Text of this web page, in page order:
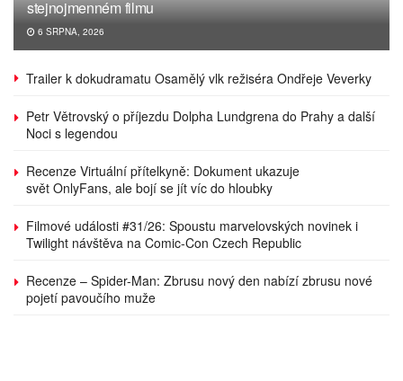
stejnojmenném filmu
6 SRPNA, 2026
Trailer k dokudramatu Osamělý vlk režiséra Ondřeje Veverky
Petr Větrovský o příjezdu Dolpha Lundgrena do Prahy a další
Noci s legendou
Recenze Virtuální přítelkyně: Dokument ukazuje
svět OnlyFans, ale bojí se jít víc do hloubky
Filmové události #31/26: Spoustu marvelovských novinek i
Twilight návštěva na Comic-Con Czech Republic
Recenze – Spider-Man: Zbrusu nový den nabízí zbrusu nové
pojetí pavoučího muže